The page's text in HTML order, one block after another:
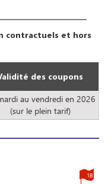
contractuels et hors
des coupons
au vendredi en 2026
(sur le plein tarif)
18